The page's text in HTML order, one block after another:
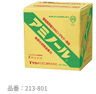
品番：213-801